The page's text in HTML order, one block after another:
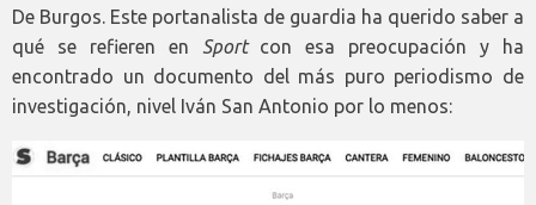
De Burgos. Este portanalista de guardia ha querido saber a
qué se refieren en Sportcon esa preocupación y ha
encontrado un documento del más puro periodismo de
investigación, nivel Iván San Antonio por lo menos: